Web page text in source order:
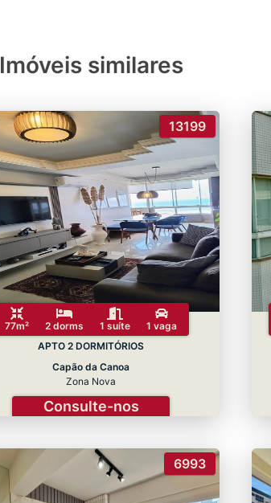
Imóveis similares
13199
77m² 2 dorms 1 suíte
1 vaga
APTO 2 DORMITÓRIOS
Capão da Canoa
Zona Nova
Consulte-nos
6993